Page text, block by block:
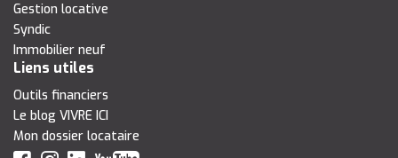
Gestion locative
Syndic
Immobilier neuf
Liens utiles
Outils financiers
Le blog VIVRE ICI
Mon dossier locataire